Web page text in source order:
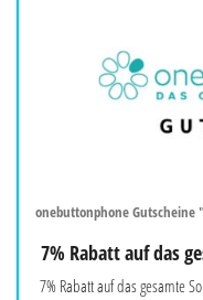
onebuttonphone Gutscheine
7% Rabatt auf das
7% Rabatt auf das gesamte